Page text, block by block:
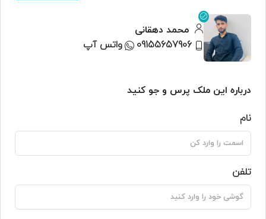
محمد دهقانی
09155657906
واتس آپ
درباره این ملک پرس و جو کنید
نام
تلفن